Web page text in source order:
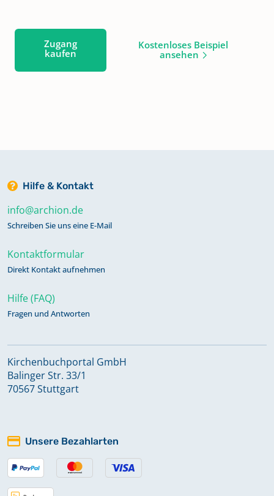
Zugang
kaufen
Kostenloses Beispiel
ansehen
Hilfe & Kontakt
info@archion.de
Schreiben Sie uns eine E-Mail
Kontaktformular
Direkt Kontakt aufnehmen
Hilfe (FAQ)
Fragen und Antworten
Kirchenbuchportal GmbH
Balinger Str. 33/1
70567 Stuttgart
Unsere Bezahlarten